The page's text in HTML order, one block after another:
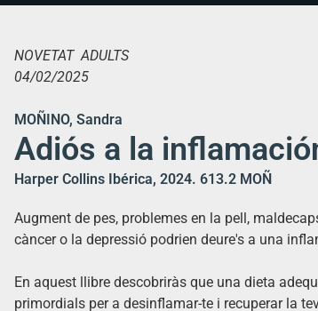
NOVETAT ADULTS
04/02/2025
MOÑINO, Sandra
Adiós a la
Harper Collins Ibérica, 2024. 613.2 MOÑ
Augment de pes, problemes en la pell,
càncer o la depressió podrien deure's a una
En aquest llibre descobriràs que una dieta
primordials per a desinflamar-te i recuperar la